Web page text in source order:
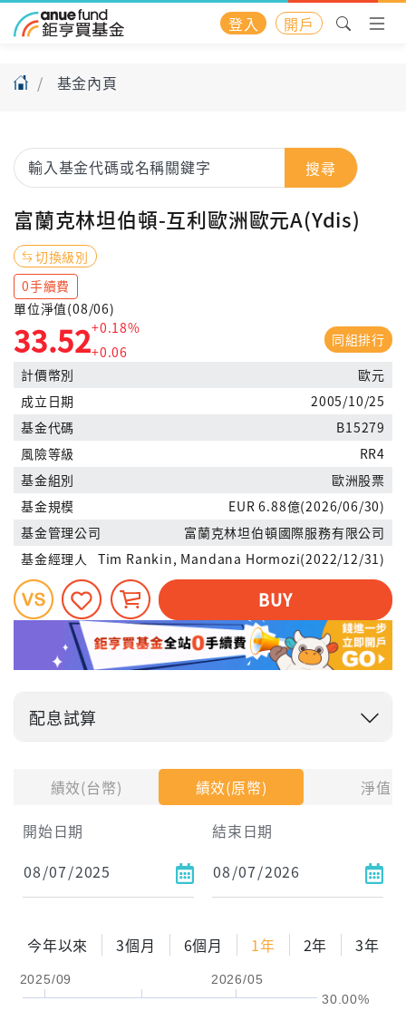
登入 開戶
基金內頁
績效(台幣) 績效(原幣)
淨值
開始日期
結束日期
今年以來 3個月 6個月 1年 2年 3年
2025/09 2026/05
30.00%
搜尋
富蘭克林坦伯頓-互利歐洲歐元A(Ydis)
切換級別
0手續費
單位淨值(08/06)
33.52+0.18%
+0.06
同組排行
計價幣別
歐元
成立日期
2005/10/25
基金代碼
B15279
風險等級
RR4
基金組別
歐洲股票
基金規模
EUR 6.88億(2026/06/30)
基金管理公司
富蘭克林坦伯頓國際服務有限公司
基金經理人
Tim Rankin, Mandana Hormozi(2022/12/31)
BUY
配息試算
試算區間
1年
2年
配息金額